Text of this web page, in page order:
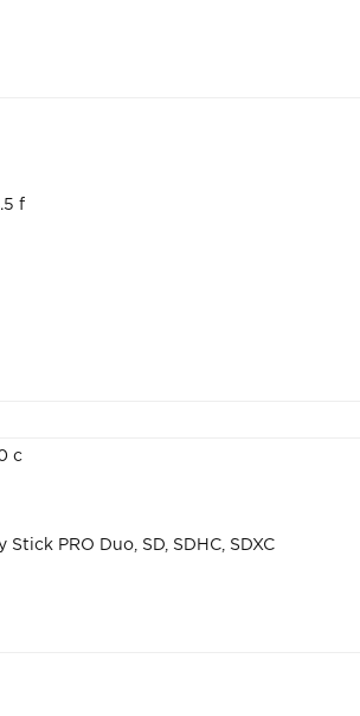
f
c
Stick PRO Duo, SD, SDHC, SDXC